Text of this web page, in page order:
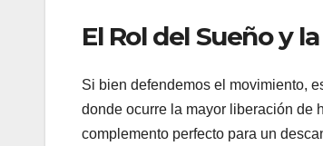
El Rol del Sueño y
Si bien defendemos el movimiento,
donde ocurre la mayor liberación de
complemento perfecto para un